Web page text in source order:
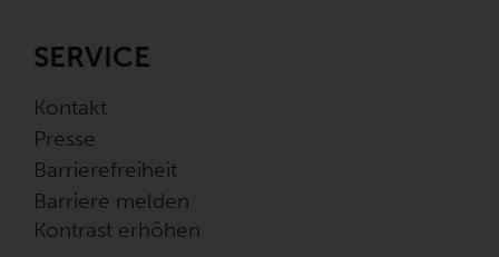
SERVICE
Kontakt
Presse
Barrierefreiheit
Barriere melden
Kontrast erhöhen